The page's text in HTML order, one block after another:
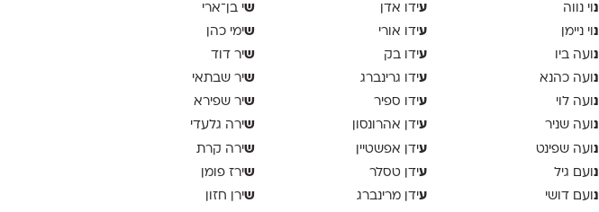
נ וי נווה
נ וי ניימן
נ ועה ביו
נ ועה כהנא
נ ועה לוי
נ ועה שניר
נ ועה שפינט
נ ועם גיל
נ ועם דושי
עידו אדן
עידו אורי
עידו בק
עידו גרינברג
עידו ספיר
עידן אהרונסון
עידן אפשטיין
עידן טסלר
עידן מרינברג
שי בן־ארי
שימי כהן
שיר דוד
שיר שבתאי
שיר שפירא
שירה גלעדי
שירה קרת
שירז פומן
שירן חזון